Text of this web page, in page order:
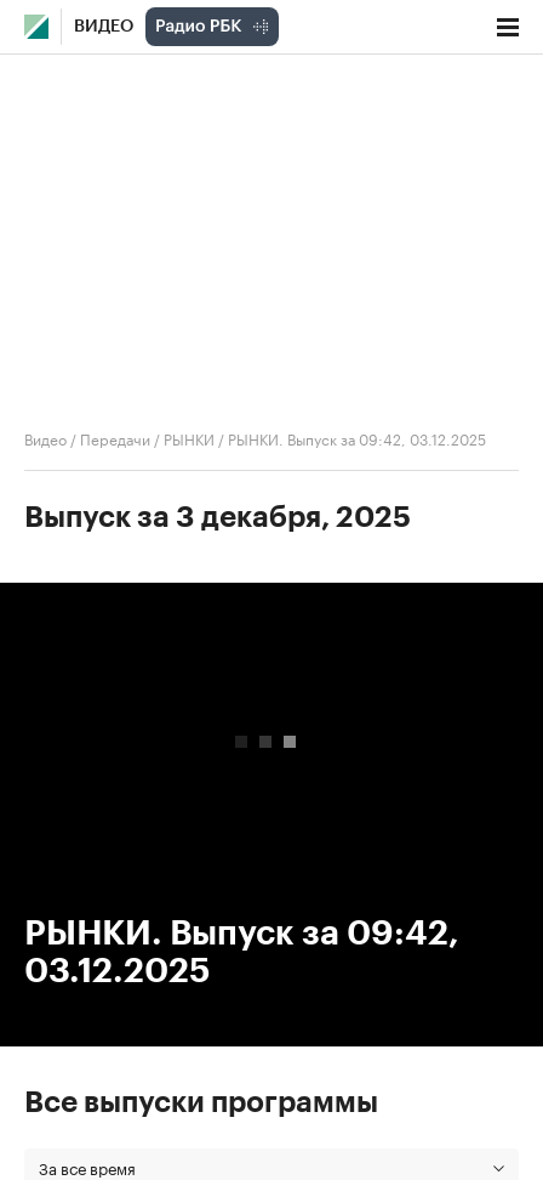
ВИДЕО
Видео / Передачи / РЫНКИ / РЫНКИ. Выпуск за 09:42, 03.12.2025
Выпуск за 3 декабря, 2025
РЫНКИ. Выпуск за 09:42,
03.12.2025
Все выпуски программы
За все время